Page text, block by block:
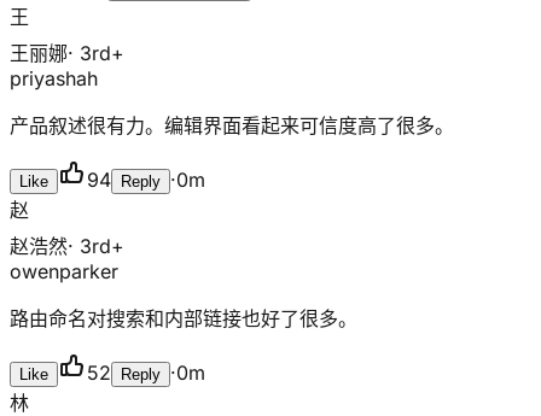
王
王丽娜· 3rd+
priyashah
产品叙述很有力。编辑界面看起来可信度高了很多。
Like 94 Reply ·0m
赵
赵浩然· 3rd+
owenparker
路由命名对搜索和内部链接也好了很多。
Like 52 Reply ·0m
林